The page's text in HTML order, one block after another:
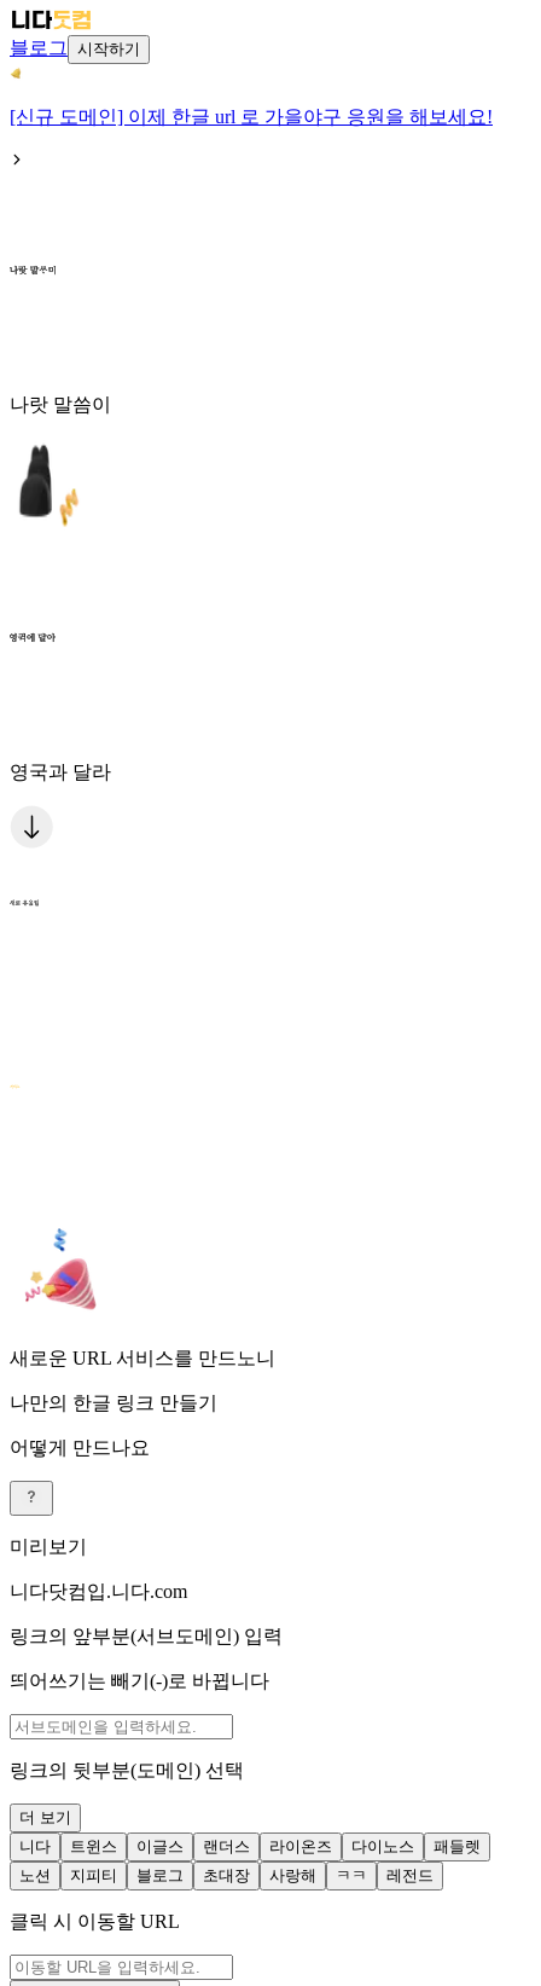
블로그 시작하기
[신규 도메인] 이제 한글 url 로 가을야구 응원을 해보세요!
나랏 말씀이
영국과 달라
새로운 URL 서비스를 만드노니
나만의 한글 링크 만들기
어떻게 만드나요
미리보기
니다닷컴입.니다.com
링크의 앞부분(서브도메인) 입력
띄어쓰기는 빼기(-)로 바뀝니다
링크의 뒷부분(도메인) 선택
더 보기
니다
트윈스 이글스 랜더스 라이온즈 다이노스
패들렛
노션
지피티 블로그 초대장 사랑해 ㅋㅋ 레전드
클릭 시 이동할 URL